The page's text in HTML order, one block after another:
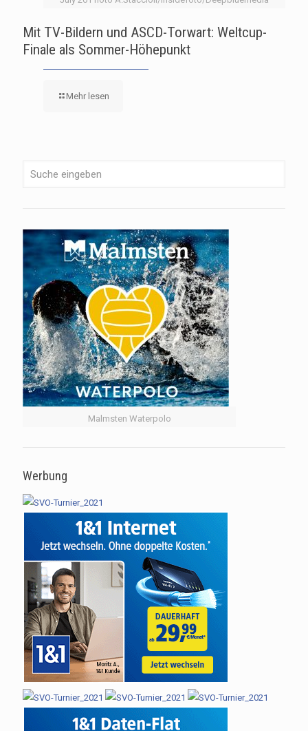
Mit TV-Bildern und ASCD-Torwart: Weltcup-
Finale als Sommer-Höhepunkt
Mehr lesen
Malmsten Waterpolo
Werbung